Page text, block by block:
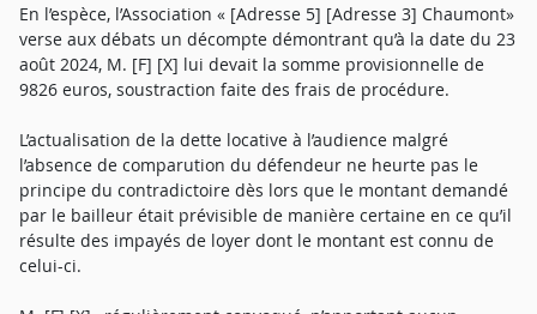
En l’espèce, l’Association « [Adresse 5] [Adresse 3] Chaumont»
verse aux débats un décompte démontrant qu’à la date du 23
août 2024, M. [F] [X] lui devait la somme provisionnelle de
9826 euros, soustraction faite des frais de procédure.
L’actualisation de la dette locative à l’audience malgré
l’absence de comparution du défendeur ne heurte pas le
principe du contradictoire dès lors que le montant demandé
par le bailleur était prévisible de manière certaine en ce qu’il
résulte des impayés de loyer dont le montant est connu de
celui-ci.